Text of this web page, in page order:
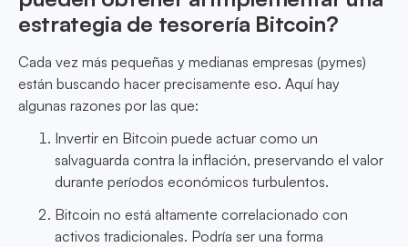
estrategia de tesorería Bitcoin?
Cada vez más pequeñas y medianas empresas (pymes)
están buscando hacer precisamente eso. Aquí hay
algunas razones por las que:
Invertir en Bitcoin puede actuar como un
salvaguarda contra la inflación, preservando el valor
durante períodos económicos turbulentos.
Bitcoin no está altamente correlacionado con
activos tradicionales. Podría ser una forma